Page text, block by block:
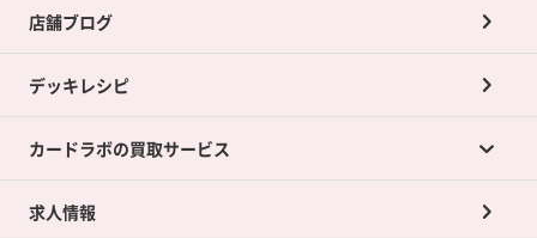
店舗ブログ
デッキレシピ
カードラボの買取サービス
カードラボの買取サービスTOP
求人情報